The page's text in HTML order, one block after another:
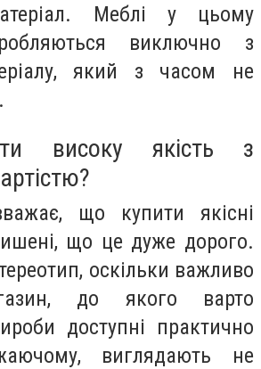
Меблі у цьому
виключно з
який з часом не
високу якість з
що купити якісні
що це дуже дорого.
оскільки важливо
до якого варто
доступні практично
виглядають не